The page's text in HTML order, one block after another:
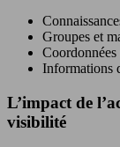
Groupes et
Coordonnées
Informations
L’impact de
visibilité